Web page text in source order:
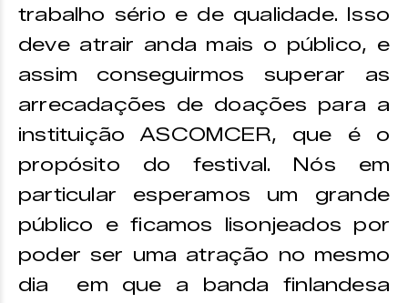
trabalho sério e de qualidade. Isso
deve atrair anda mais o público, e
assim conseguirmos superar as
arrecadações de doações para a
instituição ASCOMCER, que é o
propósito do festival. Nós em
particular esperamos um grande
público e ficamos lisonjeados por
poder ser uma atração no mesmo
dia em que a banda finlandesa